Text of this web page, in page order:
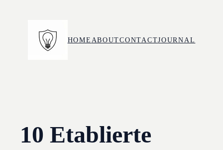
HOME ABOUTCONTACTJOURNAL
10 Etablierte